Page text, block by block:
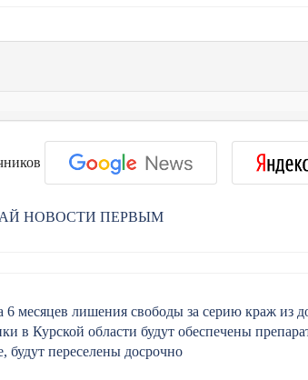
НОВОСТИ ПЕРВЫМ
месяцев лишения свободы за серию краж из
в Курской области будут обеспечены
переселены досрочно